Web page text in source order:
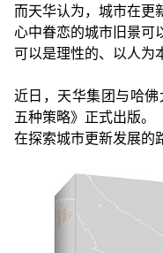
而天华认为，城市在更
心中眷恋的城市旧景可
可以是理性的、以人为
近日，天华集团与哈
五种策略》正式出版。
在探索城市更新发展的